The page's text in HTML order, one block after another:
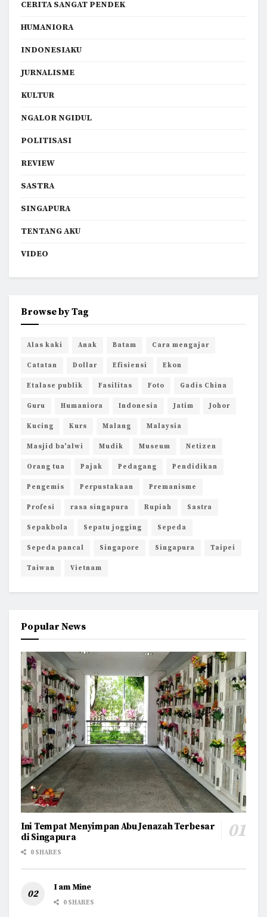
CERITA SANGAT PENDEK
HUMANIORA
INDONESIAKU
JURNALISME
KULTUR
NGALOR NGIDUL
POLITISASI
REVIEW
SASTRA
SINGAPURA
TENTANG AKU
VIDEO
Browse by Tag
Alas kaki Anak Batam Cara mengajar
Catatan Dollar Efisiensi Ekon
Etalase publik Fasilitas Foto Gadis China
Guru Humaniora Indonesia Jatim Johor
Kucing Kurs Malang Malaysia
Masjid ba'alwi Mudik Museum Netizen
Orang tua Pajak Pedagang Pendidikan
Pengemis Perpustakaan Premanisme
Profesi rasa singapura Rupiah Sastra
Sepakbola Sepatu jogging Sepeda
Sepeda pancal Singapore Singapura Taipei
Taiwan Vietnam
Popular News
Ini Tempat Menyimpan Abu Jenazah Terbesar
di Singapura
0 SHARES
I am Mine
0 SHARES